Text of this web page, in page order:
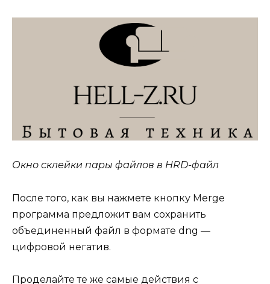
Окно склейки пары файлов в HRD-файл
После того, как вы нажмете кнопку Merge
программа предложит вам сохранить
объединенный файл в формате dng —
цифровой негатив.
Проделайте те же самые действия с